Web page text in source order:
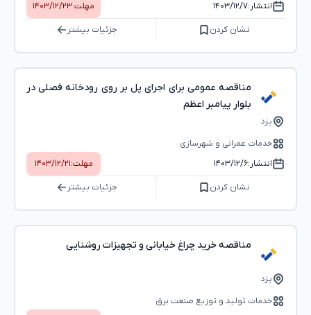
انتشار:۱۴۰۳/۱۲/۷ مهلت:۱۴۰۳/۱۲/۲۳
نشان کردن جزئیات بیشتر
مناقصه عمومی برای اجرای پل بر روی رودخانه فصلی در
بلوار پیامبر اعظم
یزد
خدمات عمرانی و شهرسازی
انتشار:۱۴۰۳/۱۲/۶ مهلت:۱۴۰۳/۱۲/۲۱
نشان کردن جزئیات بیشتر
مناقصه خرید چراغ خیابانی و تجهیزات روشنایی
یزد
خدمات تولید و توزیع صنعت برق